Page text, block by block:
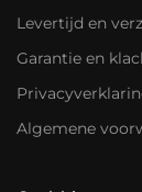
Levertijd en
Garantie en
Algemene